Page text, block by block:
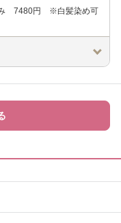
み 7480円 ※白髪染め可